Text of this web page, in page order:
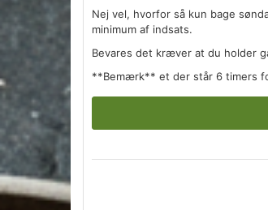
Nej vel, hvorfor så kun bage
minimum af indsats.
Bevares det kræver at du holder
**Bemærk** et der står 6 timers